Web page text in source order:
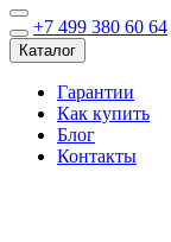
+7 499 380 60 64
Каталог
Гарантии
Как купить
Блог
Контакты